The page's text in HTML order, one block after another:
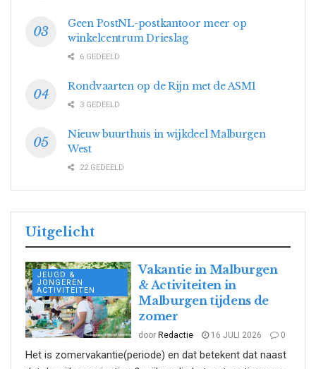
Geen PostNL-postkantoor meer op
winkelcentrum Drieslag
6 GEDEELD
Rondvaarten op de Rijn met de ASM1
3 GEDEELD
Nieuw buurthuis in wijkdeel Malburgen
West
22 GEDEELD
Uitgelicht
JEUGD &
JONGEREN
ACTIVITEITEN
Vakantie in Malburgen
& Activiteiten in
Malburgen tijdens de
zomer
door Redactie 16 JULI 2026 0
Het is zomervakantie(periode) en dat betekent dat naast